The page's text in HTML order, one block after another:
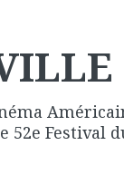
Festival